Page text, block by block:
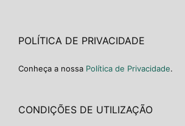
POLÍTICA DE PRIVACIDADE
Conheça a nossa Política de Privacidade.
CONDIÇÕES DE UTILIZAÇÃO